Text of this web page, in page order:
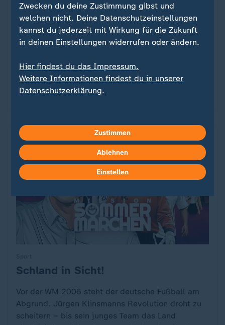
denDatenschutzeinstellungen . Ihre
Zustimmung können Sie im Bereich „Meine
News“ jederzeit widerrufen.
Datenschutzeinstellungen anpassen
:Schland in Sicht!
Vor der WM 2006 steht der deutsche Fußball am
Abgrund. Jürgen Klinsmanns Revolution droht zu
scheitern – bis sein junges Team das Land
Zwecken du deine Zustimmung gibst und
welchen nicht. Deine Datenschutzeinstellungen
kannst du jederzeit mit Wirkung für die Zukunft
in deinen Einstellungen widerrufen oder ändern.
Hier findest du das Impressum.
Weitere Informationen findest du in unserer
Datenschutzerklärung.
Zustimmen
Ablehnen
Einstellen